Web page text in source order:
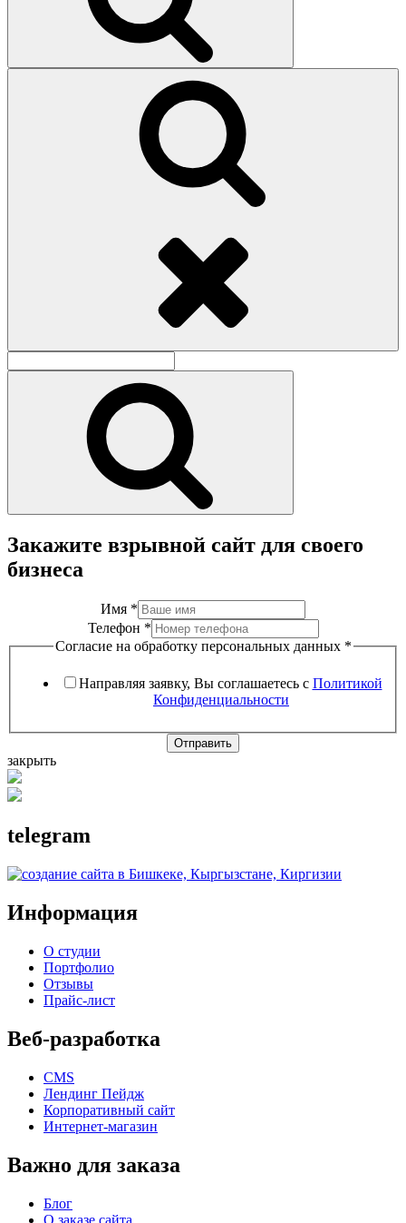
Закажите взрывной сайт для своего
бизнеса
Имя *
Телефон *
Согласие на обработку персональных данных *
Направляя заявку, Вы соглашаетесь с Политикой
Конфиденциальности
Отправить
закрыть
telegram
Информация
О студии
Портфолио
Отзывы
Прайс-лист
Веб-разработка
CMS
Лендинг Пейдж
Корпоративный сайт
Интернет-магазин
Важно для заказа
Блог
О заказе сайта